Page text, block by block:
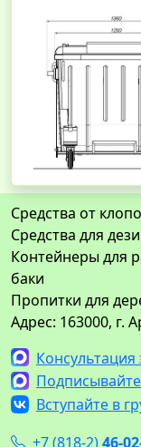
Средства от
Средства для
Контейнеры для
баки
Пропитки для
Адрес: 163000, г.
Консультация
Вступайте в
+7 (818-2)46-